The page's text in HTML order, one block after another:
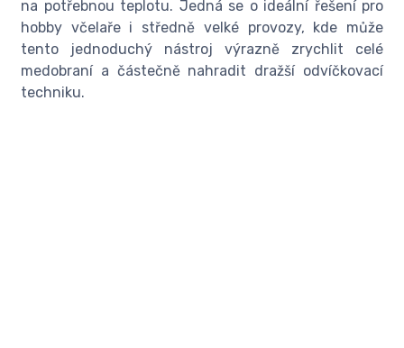
na potřebnou teplotu. Jedná se o ideální řešení pro
hobby včelaře i středně velké provozy, kde může
tento jednoduchý nástroj výrazně zrychlit celé
medobraní a částečně nahradit dražší odvíčkovací
techniku.